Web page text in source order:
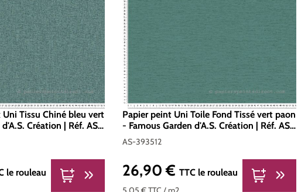
Uni Tissu Chiné bleu vert
Création | Réf. AS-
le rouleau
Papier peint Uni Toile Fond Tissé vert paon
- Famous Garden d'A.S. Création | Réf. AS-
393512
AS-393512
Prix régulier :
26,90 € TTC le rouleau